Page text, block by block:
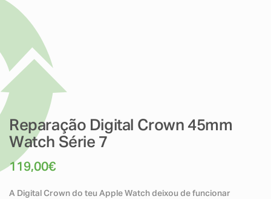
Reparação Digital Crown 45mm
Watch Série 7
119,00€
A Digital Crown do teu Apple Watch deixou de funcionar